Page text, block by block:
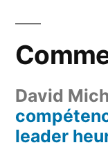
David
leader